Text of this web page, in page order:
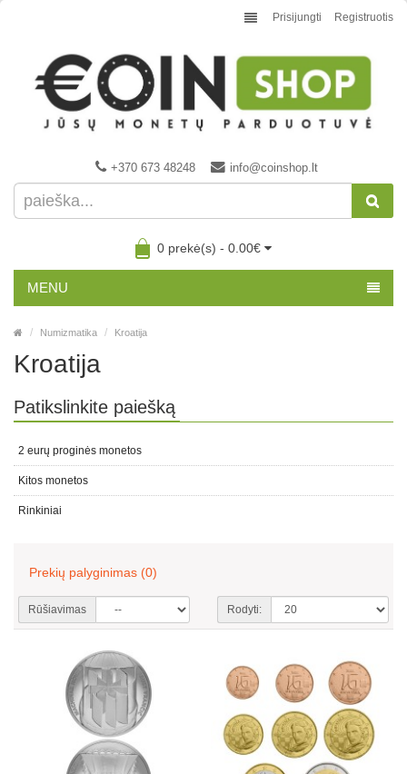
Prisijungti Registruotis
+370 673 48248 info@coinshop.lt
0 prekė(s) - 0.00€
MENU
Numizmatika Kroatija
Kroatija
Patikslinkite paiešką
2 eurų proginės monetos
Kitos monetos
Rinkiniai
Prekių palyginimas (0)
Rūšiavimas Rodyti: